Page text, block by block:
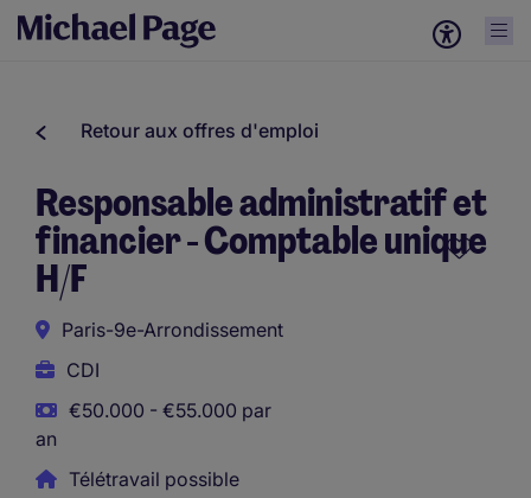
Retour aux offres d'emploi
Responsable administratif et
financier - Comptable unique
H/F
Paris-9e-Arrondissement
CDI
€50.000 - €55.000 par
an
Télétravail possible